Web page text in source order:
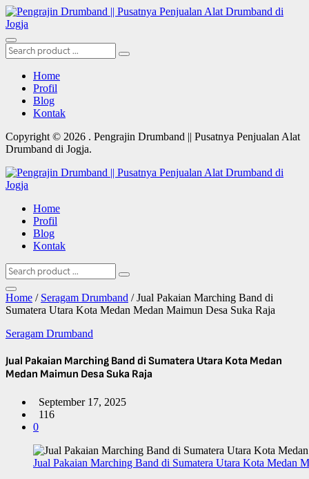
Home
Profil
Blog
Kontak
Copyright © 2026 . Pengrajin Drumband || Pusatnya Penjualan Alat
Drumband di Jogja.
Home
Profil
Blog
Kontak
Home / Seragam Drumband / Jual Pakaian Marching Band di
Sumatera Utara Kota Medan Medan Maimun Desa Suka Raja
Seragam Drumband
Jual Pakaian Marching Band di Sumatera Utara Kota Medan
Medan Maimun Desa Suka Raja
September 17, 2025
116
0
Jual Pakaian Marching Band di Sumatera Utara Kota Medan